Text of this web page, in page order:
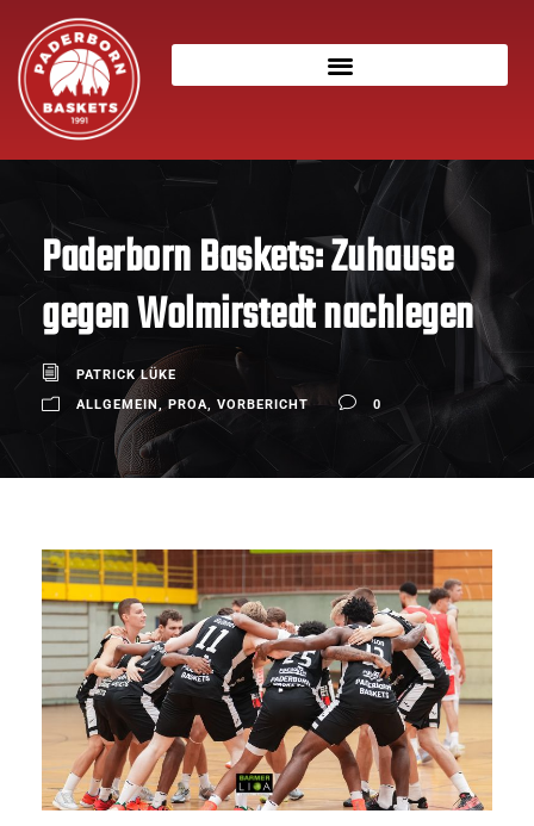
Paderborn Baskets: Zuhause
gegen Wolmirstedt nachlegen
PATRICK LÜKE
ALLGEMEIN, PROA, VORBERICHT 0